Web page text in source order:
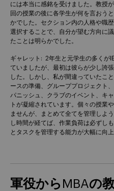
には本当に感銘を受けました。教授
回の授業の後に各学生が何を言おう
かでした。セクション内の人格や職
選択することで、自分が望む方向に
たことは明らかでした。
ギャレット: 2年生と元学生の多くが
ていましたが、最初は彼らが少し誇
した。しかし、私が間違っていたこ
ースの準備、グループプロジェクト
パニッシュ、クラブのイベント、キ
トが凝縮されています。個々の授業
ませんが、まとめて全てを管理しよ
し時間が経てば、作業負荷は必ずし
とタスクを管理する能力が大幅に向
軍役からMBAの